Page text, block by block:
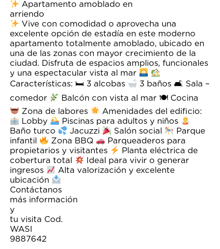
Apartamento amoblado en
Vive con comodidad o aprovecha una
excelente opción de estadía en este moderno
apartamento totalmente amoblado, ubicado en
una de las zonas con mayor crecimiento de la
ciudad. Disfruta de espacios amplios, funcionales
y una espectacular vista al mar
Características: 🛏 3 alcobas
3 baños 🛋 Sala –
comedor
Balcón con vista al mar 🍽 Cocina
Zona de labores
Amenidades del edificio:
Lobby
Piscinas para adultos y niños
Baño turco
Jacuzzi Salón social
Parque
infantil
Zona BBQ
Parqueaderos para
propietarios y visitantes
Planta eléctrica de
cobertura total
Ideal para vivir o generar
ingresos
Alta valorización y excelente
ubicación
Contáctanos
más información
y
tu visita Cod.
WASI
9887642